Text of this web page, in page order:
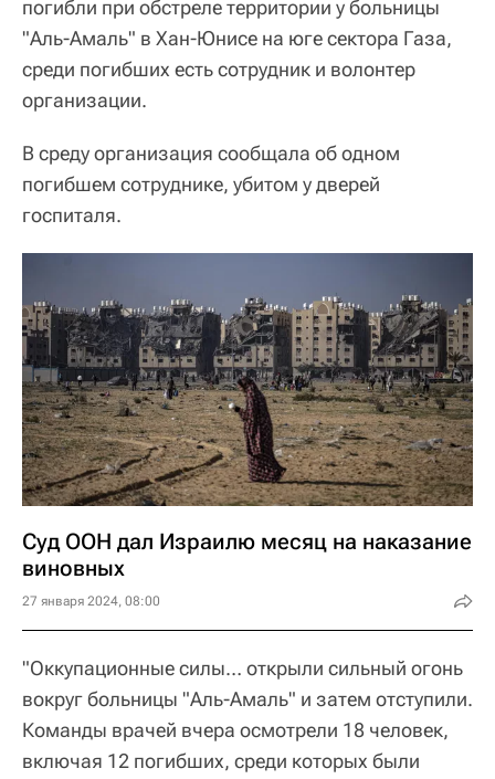
погибли при обстреле территории у больницы
"Аль-Амаль" в Хан-Юнисе на юге сектора Газа,
среди погибших есть сотрудник и волонтер
организации.
В среду организация сообщала об одном
погибшем сотруднике, убитом у дверей
госпиталя.
Суд ООН дал Израилю месяц на наказание
виновных
27 января 2024, 08:00
"Оккупационные силы… открыли сильный огонь
вокруг больницы "Аль-Амаль" и затем отступили.
Команды врачей вчера осмотрели 18 человек,
включая 12 погибших, среди которых были